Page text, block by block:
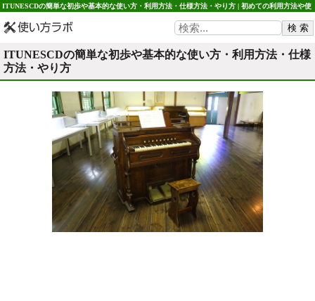
ITUNESCDの簡単な初歩や基本的な使い方・利用方法・仕様方法・やり方 | 初めての利用方法や使
ITUNESCDの簡単な初歩や基本的な使い方・利用方法・仕様
方法・やり方